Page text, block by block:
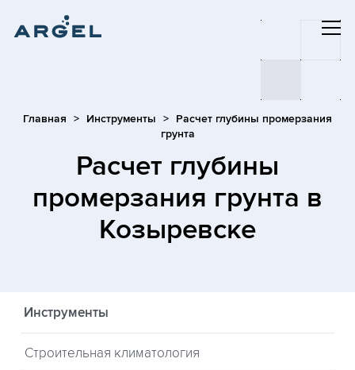
Главная Инструменты
Расчет глубины промерзания
грунта
Расчет глубины
промерзания грунта в
Козыревске
Инструменты
Строительная климатология